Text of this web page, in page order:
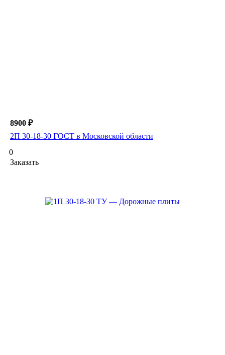
8900 ₽
2П 30-18-30 ГОСТ в Московской области
0
Заказать